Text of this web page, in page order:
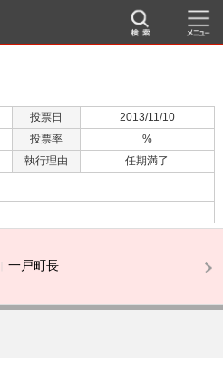
投票日
2013/11/10
投票率
%
執行理由
任期満了
一戸町長